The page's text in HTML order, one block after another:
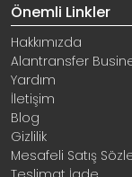
Önemli Linkler
Hakkımızda
Alantransfer
Yardım
İletişim
Blog
Gizlilik
Mesafeli Satış